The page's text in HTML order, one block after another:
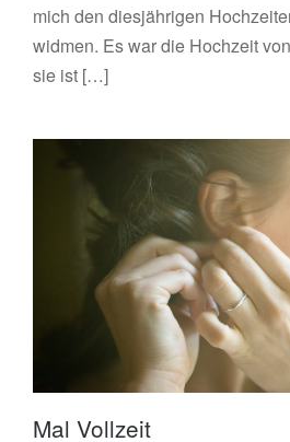
mich den diesjährigen
widmen. Es war die Hochzeit
sie ist […]
Mal Vollzeit